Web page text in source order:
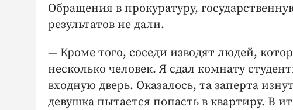
Обращения в прокуратуру,
результатов не дали.
— Кроме того, соседи изводят людей,
несколько человек. Я сдал комнату
входную дверь. Оказалось, та заперта
девушка пытается попасть в квартиру. В